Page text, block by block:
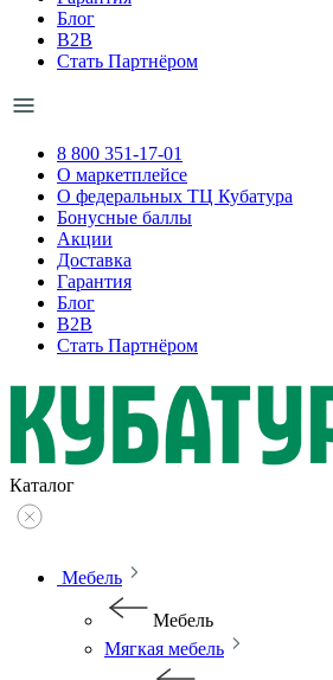
Блог
B2B
Стать Партнёром
8 800 351-17-01
О маркетплейсе
О федеральных ТЦ Кубатура
Бонусные баллы
Акции
Доставка
Гарантия
Блог
B2B
Стать Партнёром
Каталог
Мебель
Мебель
Мягкая мебель